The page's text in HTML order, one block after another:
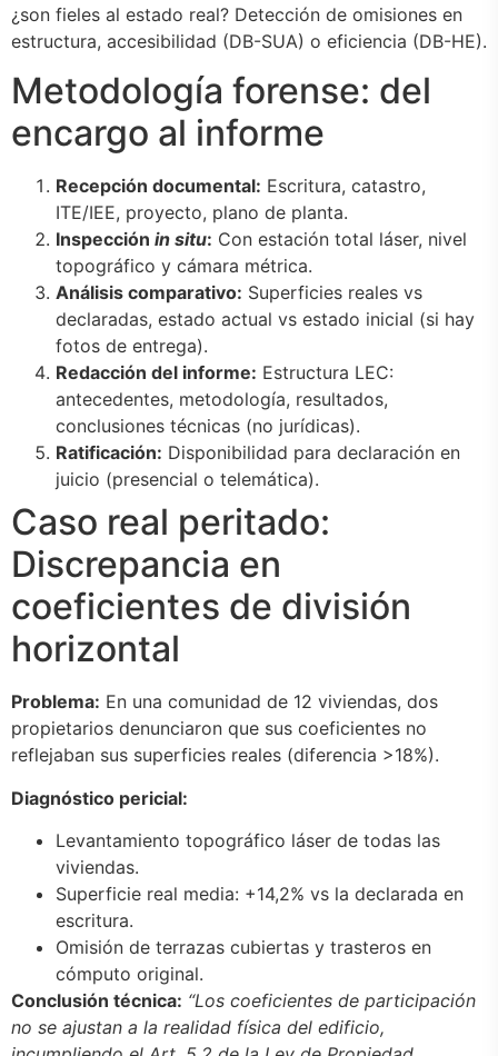
¿son fieles al estado real? Detección de omisiones en
estructura, accesibilidad (DB-SUA) o eficiencia (DB-HE).
Metodología forense: del
encargo al informe
Recepción documental: Escritura, catastro,
ITE/IEE, proyecto, plano de planta.
Inspección in situ: Con estación total láser, nivel
topográfico y cámara métrica.
Análisis comparativo: Superficies reales vs
declaradas, estado actual vs estado inicial (si hay
fotos de entrega).
Redacción del informe: Estructura LEC:
antecedentes, metodología, resultados,
conclusiones técnicas (no jurídicas).
Ratificación: Disponibilidad para declaración en
juicio (presencial o telemática).
Caso real peritado:
Discrepancia en
coeficientes de división
horizontal
Problema: En una comunidad de 12 viviendas, dos
propietarios denunciaron que sus coeficientes no
reflejaban sus superficies reales (diferencia >18%).
Diagnóstico pericial:
Levantamiento topográfico láser de todas las
viviendas.
Superficie real media: +14,2% vs la declarada en
escritura.
Omisión de terrazas cubiertas y trasteros en
cómputo original.
Conclusión técnica: “Los coeficientes de participación
no se ajustan a la realidad física del edificio,